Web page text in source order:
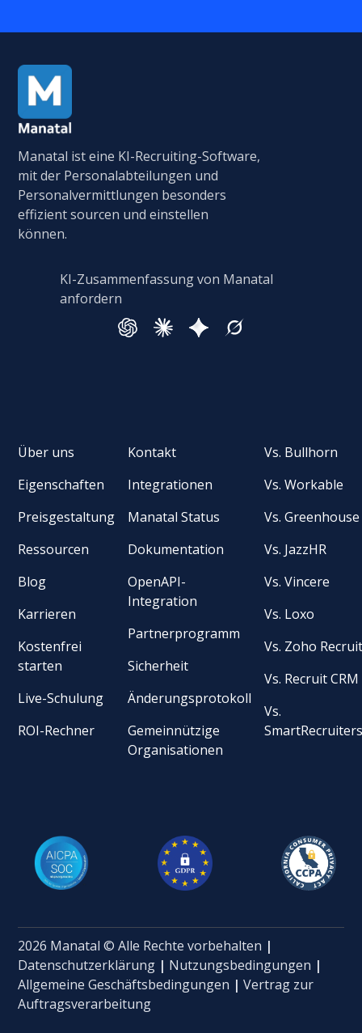
Manatal ist eine KI-Recruiting-Software,
mit der Personalabteilungen und
Personalvermittlungen besonders
effizient sourcen und einstellen
können.
KI-Zusammenfassung von Manatal
anfordern
Über uns
Eigenschaften
Preisgestaltung
Ressourcen
Blog
Karrieren
Kostenfrei
starten
Live-Schulung
ROI-Rechner
Kontakt
Integrationen
Manatal Status
Dokumentation
OpenAPI-
Integration
Partnerprogramm
Sicherheit
Änderungsprotokoll
Gemeinnützige
Organisationen
Vs. Bullhorn
Vs. Workable
Vs. Greenhouse
Vs. JazzHR
Vs. Vincere
Vs. Loxo
Vs. Zoho
Vs. Recruit CRM
Vs.
2026 Manatal © Alle Rechte vorbehalten |
Datenschutzerklärung | Nutzungsbedingungen |
Allgemeine Geschäftsbedingungen | Vertrag zur
Auftragsverarbeitung